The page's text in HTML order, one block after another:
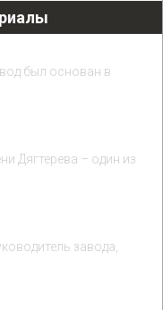
был основан в
Дягтерева – один из
завода,